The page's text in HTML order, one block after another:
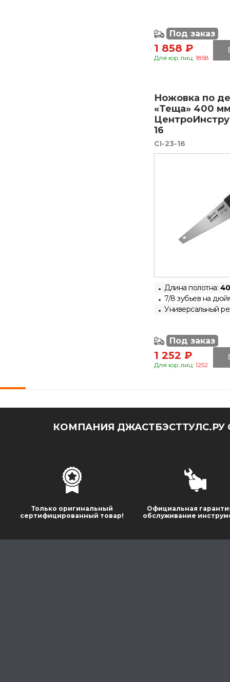
Под заказ
1 858 ₽
Для юр.лиц: 1858
Ножовка по
«Теща» 400
16
CI-23-16
Длина полотна:
7/8 зубьев на
Универсальный
Под заказ
1 252 ₽
Для юр.лиц: 1252
КОМПАНИЯ
Только оригинальный
сертифицированный товар!
Официальная
обслуживание